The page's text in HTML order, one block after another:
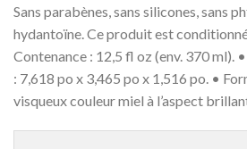
Sans parabènes, sans silicones, sans
hydantoïne. Ce produit est
Contenance : 12,5 fl oz (env. 370 ml).
: 7,618 po x 3,465 po x 1,516 po. •
visqueux couleur miel à l’aspect